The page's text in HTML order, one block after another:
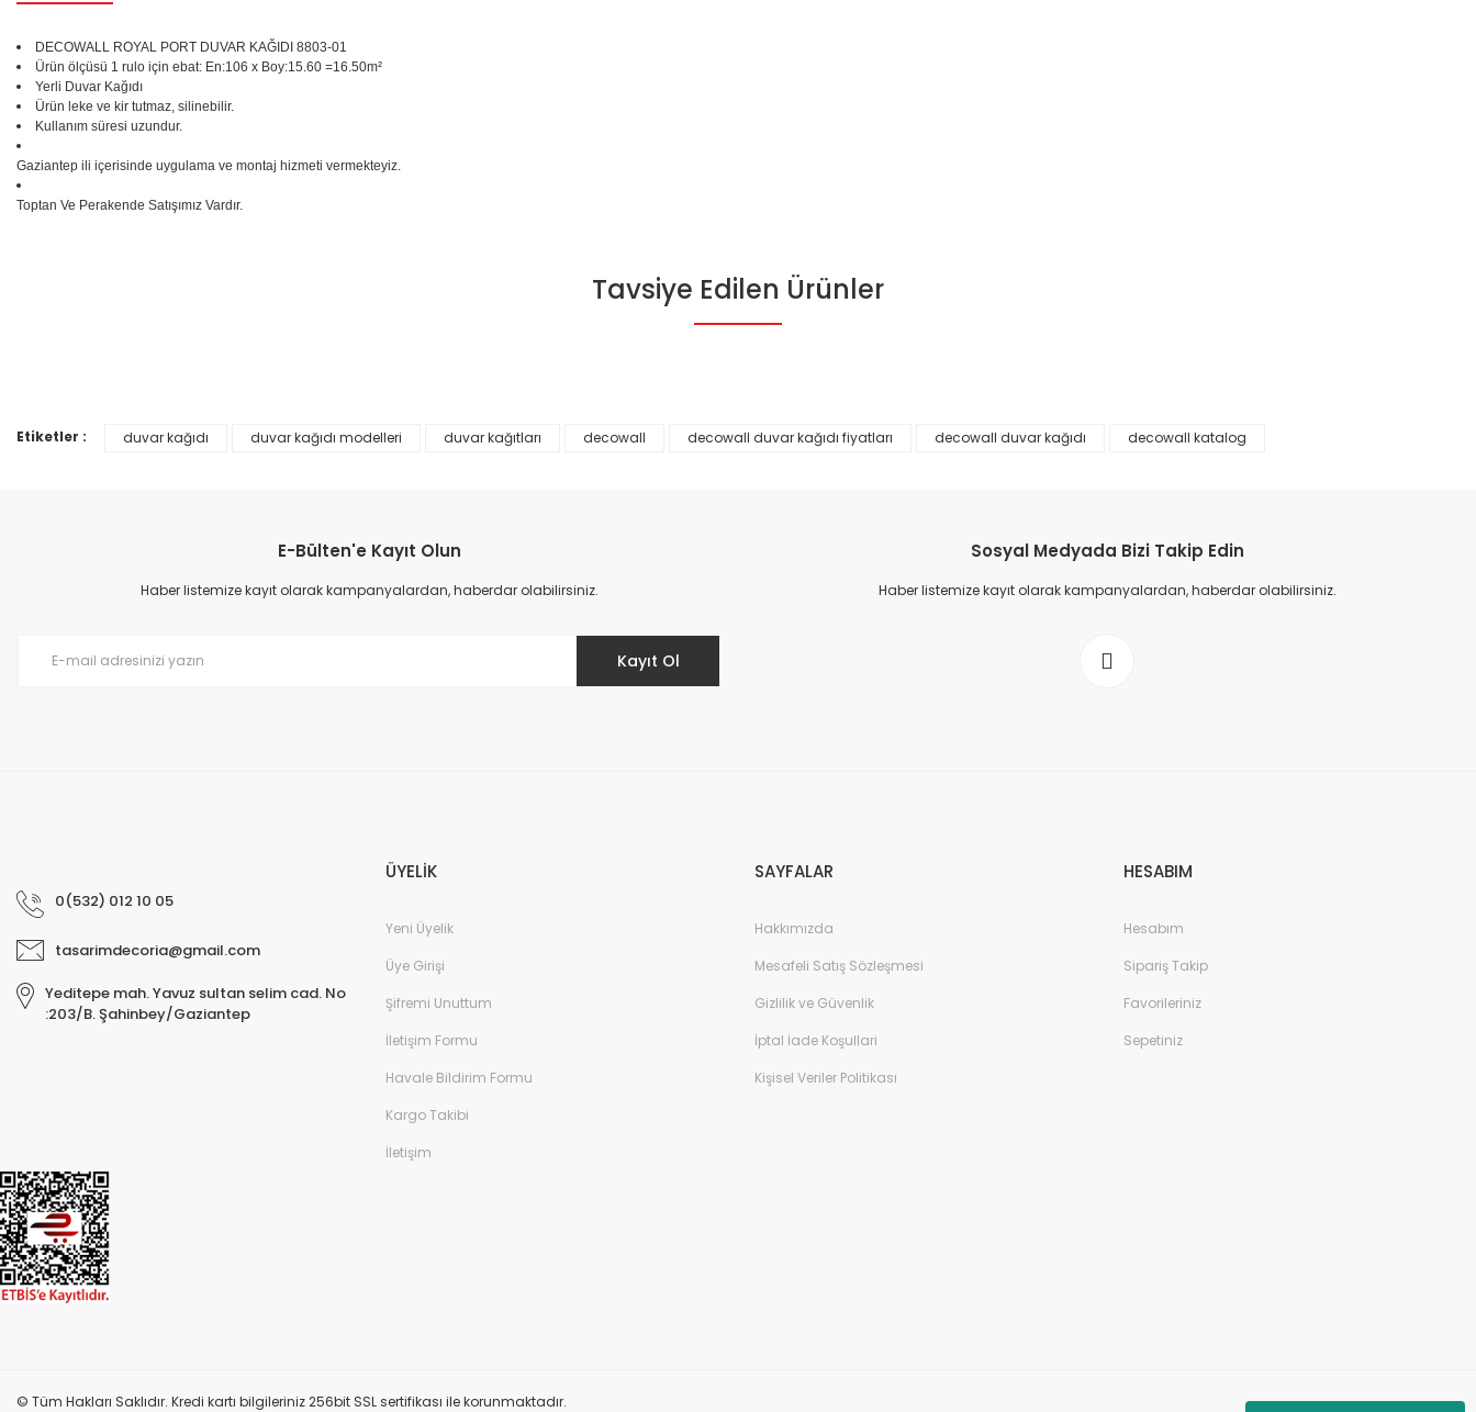
DECOWALL ROYAL PORT DUVAR KAĞIDI 8803-01
Ürün ölçüsü 1 rulo için ebat: En:106 x Boy:15.60 =16.50m²
Yerli Duvar Kağıdı
Ürün leke ve kir tutmaz, silinebilir.
Kullanım süresi uzundur.
Gaziantep ili içerisinde uygulama ve montaj hizmeti vermekteyiz.
Toptan Ve Perakende Satışımız Vardır.
Bu ürüne ilk yorumu siz yapın!
Bu ürünün fiyat bilgisi, resim, ürün açıklamalarında ve diğer konularda yetersiz gördüğünüz noktaları öneri formunu kullanarak tarafımıza iletebilirsiniz.
Ürün bilgilerinde hatalar bulunuyor.
Gönder
Tavsiye Edilen Ürünler
Etiketler : duvar kağıdı duvar kağıdı modelleri duvar kağıtları decowall decowall duvar kağıdı fiyatları decowall duvar kağıdı decowall katalog
E-Bülten'e Kayıt Olun
Haber listemize kayıt olarak kampanyalardan, haberdar olabilirsiniz.
Kayıt Ol
Sosyal Medyada Bizi Takip Edin
Haber listemize kayıt olarak kampanyalardan, haberdar olabilirsiniz.
0(532) 012 10 05
tasarimdecoria@gmail.com
Yeditepe mah. Yavuz sultan selim cad. No
:203/B. Şahinbey/Gaziantep
ÜYELİK
Yeni Üyelik
Üye Girişi
Şifremi Unuttum
İletişim Formu
Havale Bildirim Formu
Kargo Takibi
İletişim
SAYFALAR
Hakkımızda
Mesafeli Satış Sözleşmesi
Gizlilik ve Güvenlik
İptal İade Koşullari
Kişisel Veriler Politikası
HESABIM
Hesabım
Sipariş Takip
Favorileriniz
Sepetiniz
© Tüm Hakları Saklıdır. Kredi kartı bilgileriniz 256bit SSL sertifikası ile korunmaktadır.